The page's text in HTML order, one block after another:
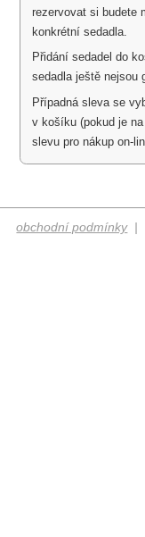
rezervovat si budete
konkrétní sedadla.
Přidání sedadel do
sedadla ještě nejsou
Případná sleva se
v košíku (pokud je
slevu pro nákup on-
obchodní podmínky|